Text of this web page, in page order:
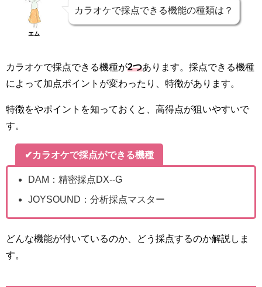
エム
カラオケで採点できる機能の種類は？
カラオケで採点できる機種が2つあります。採点できる機種
によって加点ポイントが変わったり、特徴があります。
特徴をやポイントを知っておくと、高得点が狙いやすいで
す。
✔カラオケで採点ができる機種
DAM：精密採点DX--G
JOYSOUND：分析採点マスター
どんな機能が付いているのか、どう採点するのか解説しま
す。